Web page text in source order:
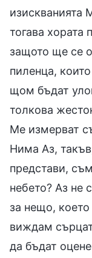
изискванията
тогава хората
защото ще се
пиленца,
щом бъдат
толкова
Ме измерват
Нима Аз,
представи,
небето? Аз не
за нещо,
виждам
да бъдат